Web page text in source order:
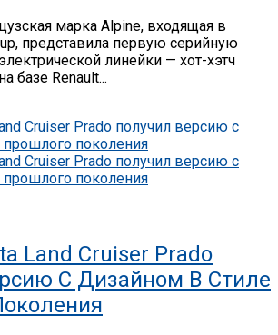
марка Alpine, входящая в
представила первую серийную
линейки — хот-хэтч
базе Renault...
Land Cruiser Prado
С Дизайном В Стиле